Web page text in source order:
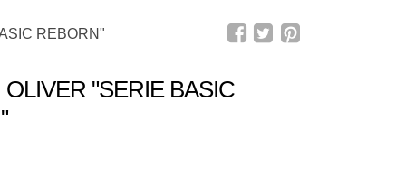
REBORN"
"SERIE BASIC